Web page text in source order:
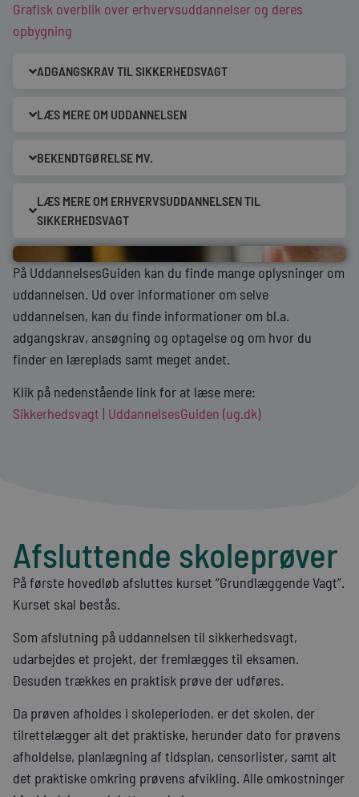
Grafisk overblik over erhvervsuddannelser og deres
opbygning
ADGANGSKRAV TIL SIKKERHEDSVAGT
LÆS MERE OM UDDANNELSEN
BEKENDTGØRELSE MV.
LÆS MERE OM ERHVERVSUDDANNELSEN TIL
SIKKERHEDSVAGT
På UddannelsesGuiden kan du finde mange oplysninger om
uddannelsen. Ud over informationer om selve
uddannelsen, kan du finde informationer om bl.a.
adgangskrav, ansøgning og optagelse og om hvor du
finder en læreplads samt meget andet.
Klik på nedenstående link for at læse mere:
Sikkerhedsvagt | UddannelsesGuiden (ug.dk)
Afsluttende skoleprøver
På første hovedløb afsluttes kurset ”Grundlæggende Vagt”.
Kurset skal bestås.
Som afslutning på uddannelsen til sikkerhedsvagt,
udarbejdes et projekt, der fremlægges til eksamen.
Desuden trækkes en praktisk prøve der udføres.
Da prøven afholdes i skoleperioden, er det skolen, der
tilrettelægger alt det praktiske, herunder dato for prøvens
afholdelse, planlægning af tidsplan, censorlister, samt alt
det praktiske omkring prøvens afvikling. Alle omkostninger